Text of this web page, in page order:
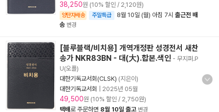
38,250원 (10% 할인 / 2,120원)
양탄자배송 주말특급 8월 10일 (월) 아침 7시 출근전 배
송 변경
[블루블랙/비치용] 개역개정판 성경전서 새찬
송가 NKR83BN - 대(大).합본.색인 - 무지퍼.P
U(오플)
대한기독교서회(CLSK) (지은이)
대한기독교서회
2025년 05월
49,500원 (10% 할인 / 2,750원)
택배로 주문하면 8월 10일 출고 변경